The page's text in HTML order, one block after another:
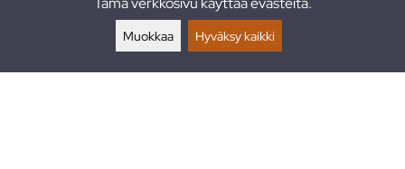
Muokkaa Hyväksy kaikki